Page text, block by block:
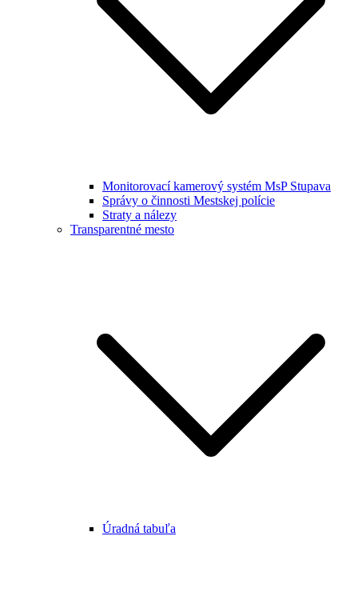
Monitorovací kamerový systém MsP Stupava
Správy o činnosti Mestskej polície
Straty a nálezy
Transparentné mesto
Úradná tabuľa